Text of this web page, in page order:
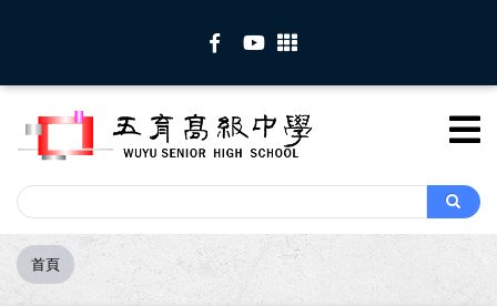
內
Search
Search
導首頁